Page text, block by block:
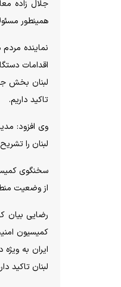
جلال زاده
همینطور
نماینده
اقدامات
لبنان بخش
تاکید داریم‌.
وی افزود:
لبنان را
سخنگوی
از وضعیت
رضایی بیان
کمیسیون
ایران به
لبنان تاکید